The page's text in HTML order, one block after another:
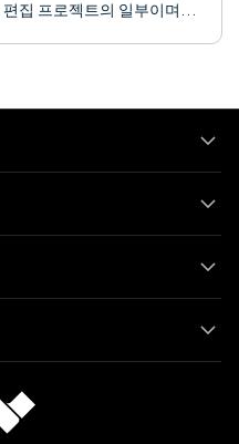
집 프로젝트의 일부이며,
다. 모바일용 필름로라에서
을 통해 동영상을 빠르게
패널을 통해 전체 프로젝